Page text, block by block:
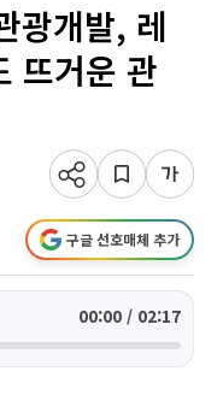
광개발, 레
뜨거운 관
구글 선호매체 추가
00:00 / 02:17